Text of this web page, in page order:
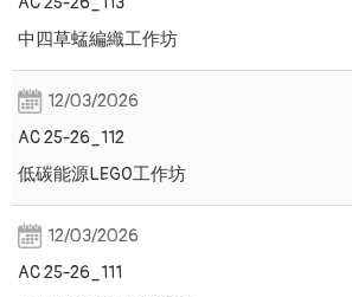
中四草蜢編織工作坊
12/03/2026
AC 25-26_112
低碳能源LEGO工作坊
12/03/2026
AC 25-26_111